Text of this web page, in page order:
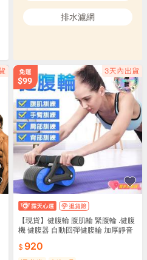
排水濾網
【現貨】健腹輪 腹肌輪 緊腹輪 .健腹
機 健腹器 自動回彈健腹輪 加厚靜音
920